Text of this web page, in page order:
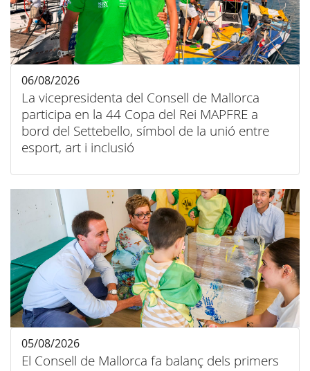
La vicepresidenta del Consell de Mallorca
participa en la 44 Copa del Rei MAPFRE a
bord del Settebello, símbol de la unió entre
esport, art i inclusió
06/08/2026
El Consell de Mallorca fa balanç dels primers
05/08/2026